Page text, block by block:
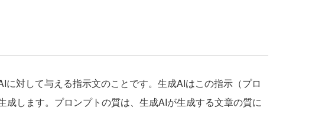
対して与える指示文のことです。生成AIはこの指示（プロ
成します。プロンプトの質は、生成AIが生成する文章の質に